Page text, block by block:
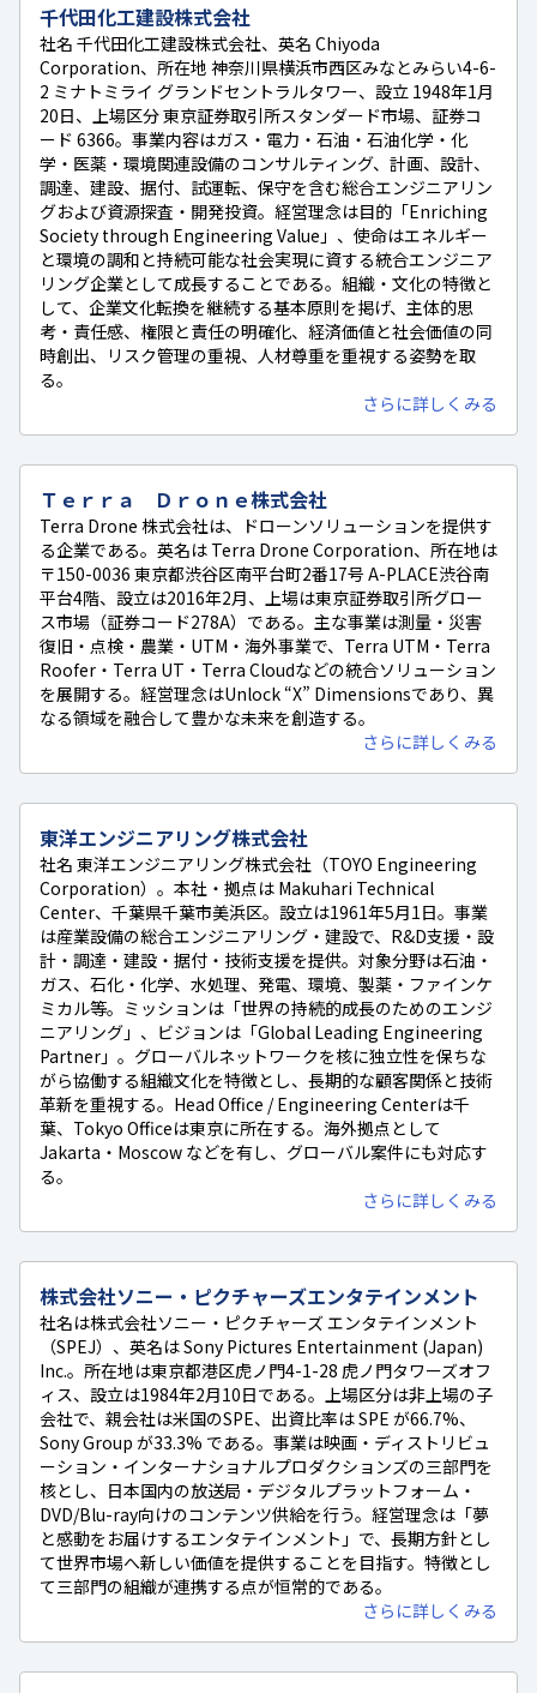
千代田化工建設株式会社
社名 千代田化工建設株式会社、英名 Chiyoda
Corporation、所在地 神奈川県横浜市西区みなとみらい4-6-
2 ミナトミライ グランドセントラルタワー、設立 1948年1月
20日、上場区分 東京証券取引所スタンダード市場、証券コ
ード 6366。事業内容はガス・電力・石油・石油化学・化
学・医薬・環境関連設備のコンサルティング、計画、設計、
調達、建設、据付、試運転、保守を含む総合エンジニアリン
グおよび資源探査・開発投資。経営理念は目的「Enriching
Society through Engineering Value」、使命はエネルギー
と環境の調和と持続可能な社会実現に資する統合エンジニア
リング企業として成長することである。組織・文化の特徴と
して、企業文化転換を継続する基本原則を掲げ、主体的思
考・責任感、権限と責任の明確化、経済価値と社会価値の同
時創出、リスク管理の重視、人材尊重を重視する姿勢を取
る。
さらに詳しくみる
Ｔｅｒｒａ Ｄｒｏｎｅ株式会社
Terra Drone 株式会社は、ドローンソリューションを提供す
る企業である。英名は Terra Drone Corporation、所在地は
〒150-0036 東京都渋谷区南平台町2番17号 A-PLACE渋谷南
平台4階、設立は2016年2月、上場は東京証券取引所グロー
ス市場（証券コード278A）である。主な事業は測量・災害
復旧・点検・農業・UTM・海外事業で、Terra UTM・Terra
Roofer・Terra UT・Terra Cloudなどの統合ソリューション
を展開する。経営理念はUnlock “X” Dimensionsであり、異
なる領域を融合して豊かな未来を創造する。
さらに詳しくみる
東洋エンジニアリング株式会社
社名 東洋エンジニアリング株式会社（TOYO Engineering
Corporation）。本社・拠点は Makuhari Technical
Center、千葉県千葉市美浜区。設立は1961年5月1日。事業
は産業設備の総合エンジニアリング・建設で、R&D支援・設
計・調達・建設・据付・技術支援を提供。対象分野は石油・
ガス、石化・化学、水処理、発電、環境、製薬・ファインケ
ミカル等。ミッションは「世界の持続的成長のためのエンジ
ニアリング」、ビジョンは「Global Leading Engineering
Partner」。グローバルネットワークを核に独立性を保ちな
がら協働する組織文化を特徴とし、長期的な顧客関係と技術
革新を重視する。Head Office / Engineering Centerは千
葉、Tokyo Officeは東京に所在する。海外拠点として
Jakarta・Moscow などを有し、グローバル案件にも対応す
る。
さらに詳しくみる
株式会社ソニー・ピクチャーズエンタテインメント
社名は株式会社ソニー・ピクチャーズ エンタテインメント
（SPEJ）、英名は Sony Pictures Entertainment (Japan)
Inc.。所在地は東京都港区虎ノ門4-1-28 虎ノ門タワーズオフ
ィス、設立は1984年2月10日である。上場区分は非上場の子
会社で、親会社は米国のSPE、出資比率は SPE が66.7%、
Sony Group が33.3% である。事業は映画・ディストリビュ
ーション・インターナショナルプロダクションズの三部門を
核とし、日本国内の放送局・デジタルプラットフォーム・
DVD/Blu-ray向けのコンテンツ供給を行う。経営理念は「夢
と感動をお届けするエンタテインメント」で、長期方針とし
て世界市場へ新しい価値を提供することを目指す。特徴とし
て三部門の組織が連携する点が恒常的である。
さらに詳しくみる